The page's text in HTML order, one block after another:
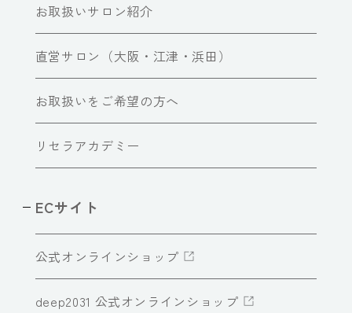
お取扱いサロン紹介
直営サロン（大阪・江津・浜田）
お取扱いをご希望の方へ
リセラアカデミー
ECサイト
公式オンラインショップ
deep2031 公式オンラインショップ